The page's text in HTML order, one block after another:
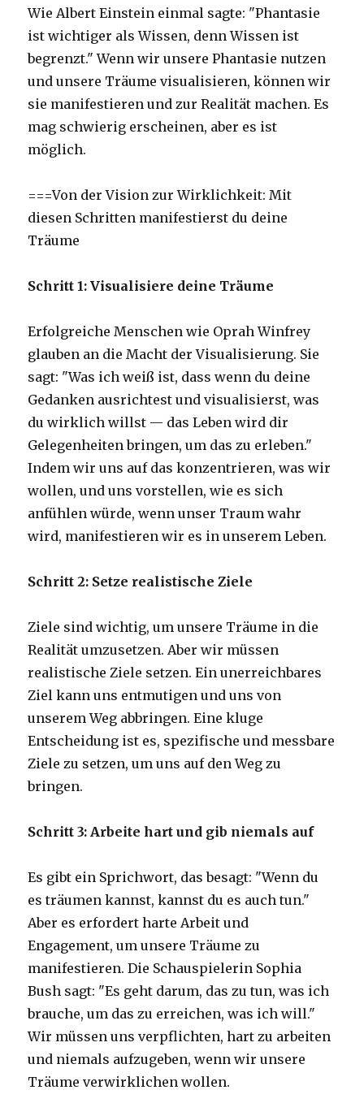
Wie Albert Einstein einmal sagte: "Phantasie
ist wichtiger als Wissen, denn Wissen ist
begrenzt." Wenn wir unsere Phantasie nutzen
und unsere Träume visualisieren, können wir
sie manifestieren und zur Realität machen. Es
mag schwierig erscheinen, aber es ist
möglich.
===Von der Vision zur Wirklichkeit: Mit
diesen Schritten manifestierst du deine
Träume
Schritt 1: Visualisiere deine Träume
Erfolgreiche Menschen wie Oprah Winfrey
glauben an die Macht der Visualisierung. Sie
sagt: "Was ich weiß ist, dass wenn du deine
Gedanken ausrichtest und visualisierst, was
du wirklich willst — das Leben wird dir
Gelegenheiten bringen, um das zu erleben."
Indem wir uns auf das konzentrieren, was wir
wollen, und uns vorstellen, wie es sich
anfühlen würde, wenn unser Traum wahr
wird, manifestieren wir es in unserem Leben.
Schritt 2: Setze realistische Ziele
Ziele sind wichtig, um unsere Träume in die
Realität umzusetzen. Aber wir müssen
realistische Ziele setzen. Ein unerreichbares
Ziel kann uns entmutigen und uns von
unserem Weg abbringen. Eine kluge
Entscheidung ist es, spezifische und messbare
Ziele zu setzen, um uns auf den Weg zu
bringen.
Schritt 3: Arbeite hart und gib niemals auf
Es gibt ein Sprichwort, das besagt: "Wenn du
es träumen kannst, kannst du es auch tun."
Aber es erfordert harte Arbeit und
Engagement, um unsere Träume zu
manifestieren. Die Schauspielerin Sophia
Bush sagt: "Es geht darum, das zu tun, was ich
brauche, um das zu erreichen, was ich will."
Wir müssen uns verpflichten, hart zu arbeiten
und niemals aufzugeben, wenn wir unsere
Träume verwirklichen wollen.